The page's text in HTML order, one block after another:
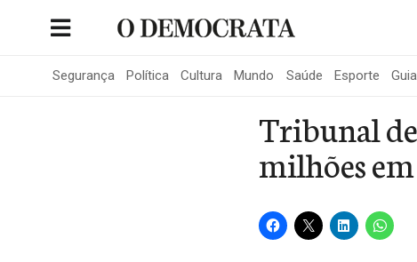
Segurança Política Cultura Mundo Saúde Esporte
Tribunal
milhões